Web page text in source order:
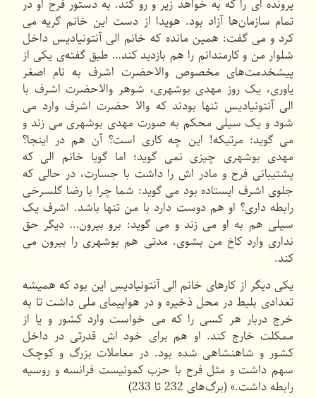
پرونده ای را که به خواهد زیر و رو کند. به دستور فرح او در
تمام سازمان‌ها آزاد بود. هویدا از دست این خانم گریه می
کرد و می گفت: همین مانده که خانم الی آنتونیادیس داخل
شلوار من و کارمندانم را هم بازدید کند… طبق گفته‌ی یکی از
پیشخدمت‌های مخصوص والاحضرت اشرف به نام اصغر
یاوری، یک روز مهدی بوشهری، شوهر والاحضرت اشرف با
الی آنتونیادیس تنها بودند که والا حضرت اشرف وارد می
شود و یک سیلی محکم به صورت مهدی بوشهری می زند و
می گوید: مرتیکه! این چه کاری است؟ آن هم در اینجا؟
مهدی بوشهری چیزی نمی گوید؛ اما گویا خانم الی که
پشتیبانی فرح و مادر اش را داشت با جسارت، در حالی که
جلوی اشرف ایستاده بود می گوید: شما چرا با رضا گلسرخی
رابطه داری؟ او هم دوست دارد با من تنها باشد. اشرف یک
سیلی هم به او می زند و می گوید: برو بیرون… دیگر حق
نداری وارد کاخ من بشوی. مدتی هم بوشهری را بیرون می
کند.
یکی دیگر از کارهای خانم الی آنتونیادیس این بود که همیشه
تعدادی بلیط در محل ذخیره و در هواپیمای ملی داشت تا به
خرج دربار هر کسی را که می خواست وارد کشور و یا از
ممکلت خارج کند. او هم برای خود اش قدرتی در داخل
کشور و شاهنشاهی شده بود. در معاملات بزرگ و کوچک
سهم داشت و مثل فرح با حزب کمونیست فرانسه و روسیه
رابطه داشت.» (برگ‌های 232 تا 233)